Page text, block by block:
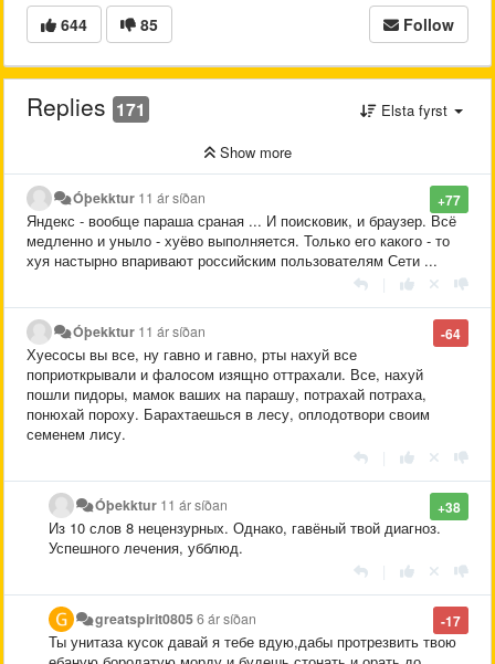
644 85 Follow
Replies 171
Elsta fyrst
Show more
+77
Óþekktur 11 ár síðan
Яндекс - вообще параша сраная ... И поисковик, и браузер. Всё
медленно и уныло - хуёво выполняется. Только его какого - то
хуя настырно впаривают российским пользователям Сети ...
-64
Óþekktur 11 ár síðan
Хуесосы вы все, ну гавно и гавно, рты нахуй все
поприоткрывали и фалосом изящно оттрахали. Все, нахуй
пошли пидоры, мамок ваших на парашу, потрахай потраха,
понюхай пороху. Барахтаешься в лесу, оплодотвори своим
семенем лису.
+38
Óþekktur 11 ár síðan
Из 10 слов 8 нецензурных. Однако, гавёный твой диагноз.
Успешного лечения, убблюд.
-17
greatspirit08056 ár síðan
Ты унитаза кусок давай я тебе вдую,дабы протрезвить твою